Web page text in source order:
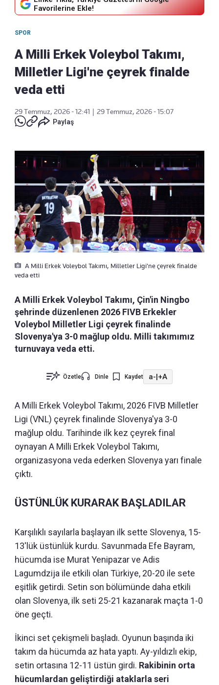
Favorilerine Ekle!
SPOR
A Milli Erkek Voleybol Takımı,
Milletler Ligi'ne çeyrek finalde
veda etti
29 Temmuz, 2026 - 12:41 | 29 Temmuz, 2026 - 15:07
Paylaş
A Milli Erkek Voleybol Takımı, Milletler Ligi'ne çeyrek finalde
veda etti
A Milli Erkek Voleybol Takımı, Çin'in Ningbo
şehrinde düzenlenen 2026 FIVB Erkekler
Voleybol Milletler Ligi çeyrek finalinde
Slovenya'ya 3-0 mağlup oldu. Milli takımımız
turnuvaya veda etti.
Özetle Dinle Kaydet a-|+A
A Milli Erkek Voleybol Takımı, 2026 FIVB Milletler
Ligi (VNL) çeyrek finalinde Slovenya'ya 3-0
mağlup oldu. Tarihinde ilk kez çeyrek final
oynayan A Milli Erkek Voleybol Takımı,
organizasyona veda ederken Slovenya yarı finale
çıktı.
ÜSTÜNLÜK KURARAK BAŞLADILAR
Karşılıklı sayılarla başlayan ilk sette Slovenya, 15-
13'lük üstünlük kurdu. Savunmada Efe Bayram,
hücumda ise Murat Yenipazar ve Adis
Lagumdzija ile etkili olan Türkiye, 20-20 ile sete
eşitlik getirdi. Setin son bölümünde daha etkili
olan Slovenya, ilk seti 25-21 kazanarak maçta 1-0
öne geçti.
İkinci set çekişmeli başladı. Oyunun başında iki
takım da hücumda az hata yaptı. Ay-yıldızlı ekip,
setin ortasına 12-11 üstün girdi. Rakibinin orta
hücumlardan geliştirdiği ataklarla seri